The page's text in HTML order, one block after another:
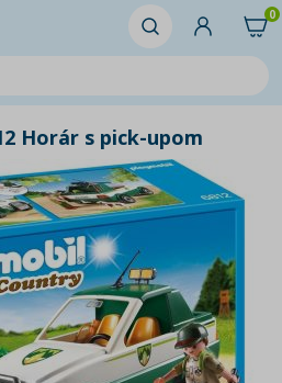
0
Horár s pick-upom